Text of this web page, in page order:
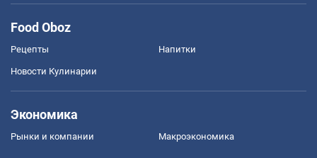
Food Oboz
Рецепты Напитки
Новости Кулинарии
Экономика
Рынки и компании Mакроэкономика